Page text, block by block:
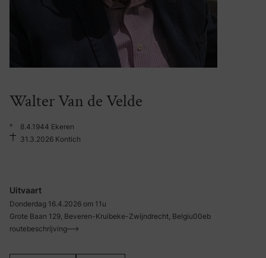
Walter Van de Velde
°
8.4.1944 Ekeren
31.3.2026 Kontich
Uitvaart
Donderdag 16.4.2026 om 11u
Grote Baan 129, Beveren-Kruibeke-Zwijndrecht, Belgiu00eb
routebeschrijving